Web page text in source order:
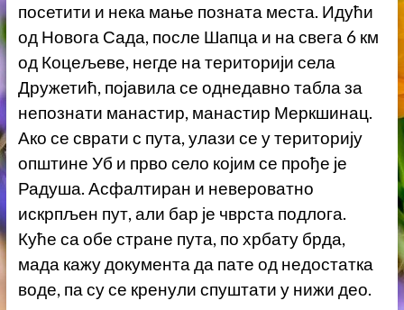
посетити и нека мање позната места. Идући
од Новога Сада, после Шапца и на свега 6 км
од Коцељеве, негде на територији села
Дружетић, појавила се однедавно табла за
непознати манастир, манастир Меркшинац.
Ако се сврати с пута, улази се у територију
општине Уб и прво село којим се прође је
Радуша. Асфалтиран и невероватно
искрпљен пут, али бар је чврста подлога.
Куће са обе стране пута, по хрбату брда,
мада кажу документа да пате од недостатка
воде, па су се кренули спуштати у нижи део.